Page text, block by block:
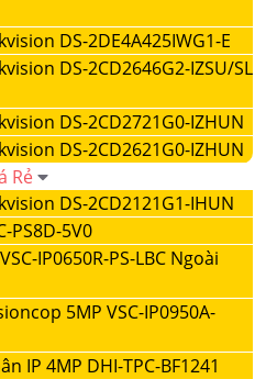
DS-2DE4A425IWG1-E
DS-2CD2646G2-IZSU/SL
DS-2CD2721G0-IZHUN
DS-2CD2621G0-IZHUN
Rẻ
DS-2CD2121G1-IHUN
PS8D-5V0
IP0650R-PS-LBC Ngoài
5MP VSC-IP0950A-
IP 4MP DHI-TPC-BF1241